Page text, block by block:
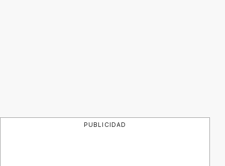
PUBLICIDAD